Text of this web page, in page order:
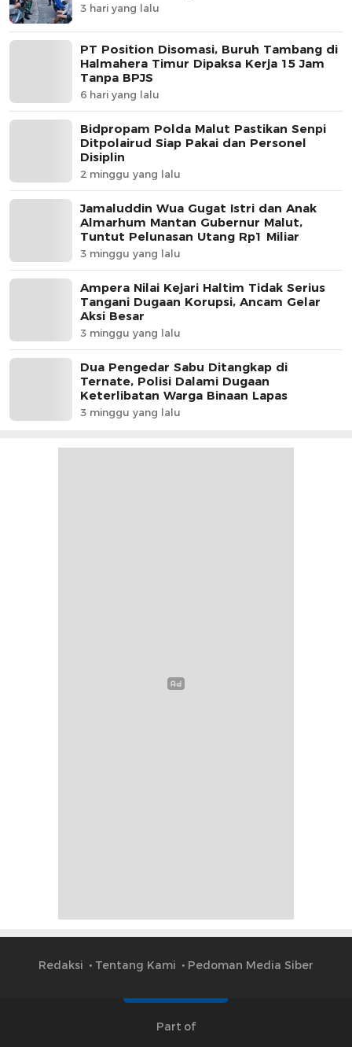
3 hari yang lalu
PT Position Disomasi, Buruh Tambang di
Halmahera Timur Dipaksa Kerja 15 Jam
Tanpa BPJS
6 hari yang lalu
Bidpropam Polda Malut Pastikan Senpi
Ditpolairud Siap Pakai dan Personel
Disiplin
2 minggu yang lalu
Jamaluddin Wua Gugat Istri dan Anak
Almarhum Mantan Gubernur Malut,
Tuntut Pelunasan Utang Rp1 Miliar
3 minggu yang lalu
Ampera Nilai Kejari Haltim Tidak Serius
Tangani Dugaan Korupsi, Ancam Gelar
Aksi Besar
3 minggu yang lalu
Dua Pengedar Sabu Ditangkap di
Ternate, Polisi Dalami Dugaan
Keterlibatan Warga Binaan Lapas
3 minggu yang lalu
Redaksi Tentang Kami Pedoman Media Siber
Part of